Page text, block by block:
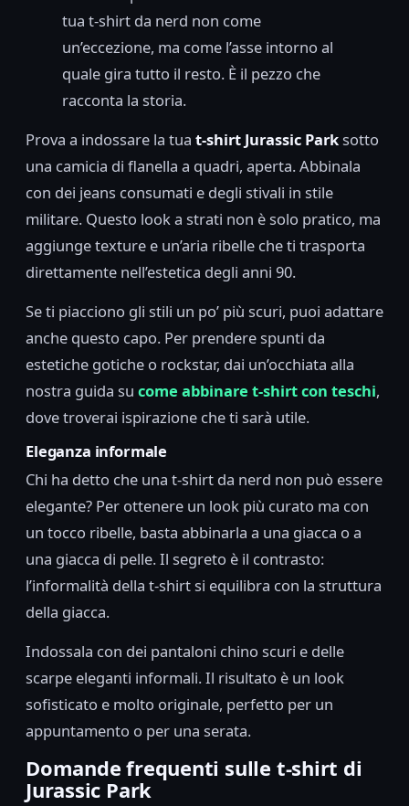
tua t-shirt da nerd non come
un’eccezione, ma come l’asse intorno al
quale gira tutto il resto. È il pezzo che
racconta la storia.
Prova a indossare la tua t-shirt Jurassic Parksotto
una camicia di flanella a quadri, aperta. Abbinala
con dei jeans consumati e degli stivali in stile
militare. Questo look a strati non è solo pratico, ma
aggiunge texture e un’aria ribelle che ti trasporta
direttamente nell’estetica degli anni 90.
Se ti piacciono gli stili un po’ più scuri, puoi adattare
anche questo capo. Per prendere spunti da
estetiche gotiche o rockstar, dai un’occhiata alla
nostra guida su come abbinare t-shirt con teschi,
dove troverai ispirazione che ti sarà utile.
Eleganza informale
Chi ha detto che una t-shirt da nerd non può essere
elegante? Per ottenere un look più curato ma con
un tocco ribelle, basta abbinarla a una giacca o a
una giacca di pelle. Il segreto è il contrasto:
l’informalità della t-shirt si equilibra con la struttura
della giacca.
Indossala con dei pantaloni chino scuri e delle
scarpe eleganti informali. Il risultato è un look
sofisticato e molto originale, perfetto per un
appuntamento o per una serata.
Domande frequenti sulle t-shirt di
Jurassic Park